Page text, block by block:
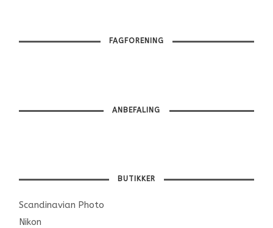
FAGFORENING
ANBEFALING
BUTIKKER
Scandinavian Photo
Nikon